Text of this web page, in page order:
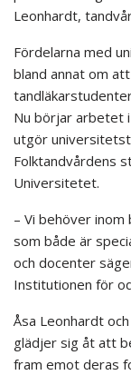
Leonhardt,
Fördelarna med
bland annat om
Nu börjar arbetet
utgör
Folktandvårdens
Universitetet.
– Vi behöver
som både är
och docenter
Institutionen för
Åsa Leonhardt
glädjer sig åt att
fram emot deras